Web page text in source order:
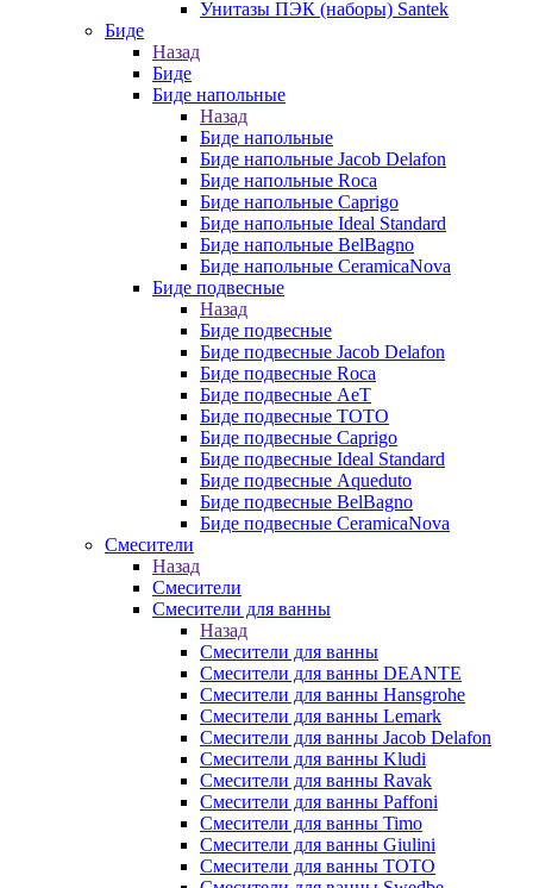
Унитазы ПЭК (наборы) Santek
Биде
Назад
Биде
Биде напольные
Назад
Биде напольные
Биде напольные Jacob Delafon
Биде напольные Roca
Биде напольные Caprigo
Биде напольные Ideal Standard
Биде напольные BelBagno
Биде напольные CeramicaNova
Биде подвесные
Назад
Биде подвесные
Биде подвесные Jacob Delafon
Биде подвесные Roca
Биде подвесные AeT
Биде подвесные TOTO
Биде подвесные Caprigo
Биде подвесные Ideal Standard
Биде подвесные Aqueduto
Биде подвесные BelBagno
Биде подвесные CeramicaNova
Смесители
Назад
Смесители
Смесители для ванны
Назад
Смесители для ванны
Смесители для ванны DEANTE
Смесители для ванны Hansgrohe
Смесители для ванны Lemark
Смесители для ванны Jacob Delafon
Смесители для ванны Kludi
Смесители для ванны Ravak
Смесители для ванны Paffoni
Смесители для ванны Timo
Смесители для ванны Giulini
Смесители для ванны TOTO